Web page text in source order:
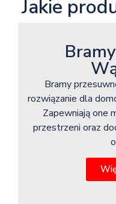
Jakie
Bramy
rozwiązanie dla
Zapewniają one
przestrzeni oraz